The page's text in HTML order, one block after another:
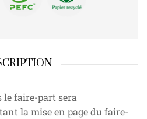
le faire-part sera
la mise en page du faire-